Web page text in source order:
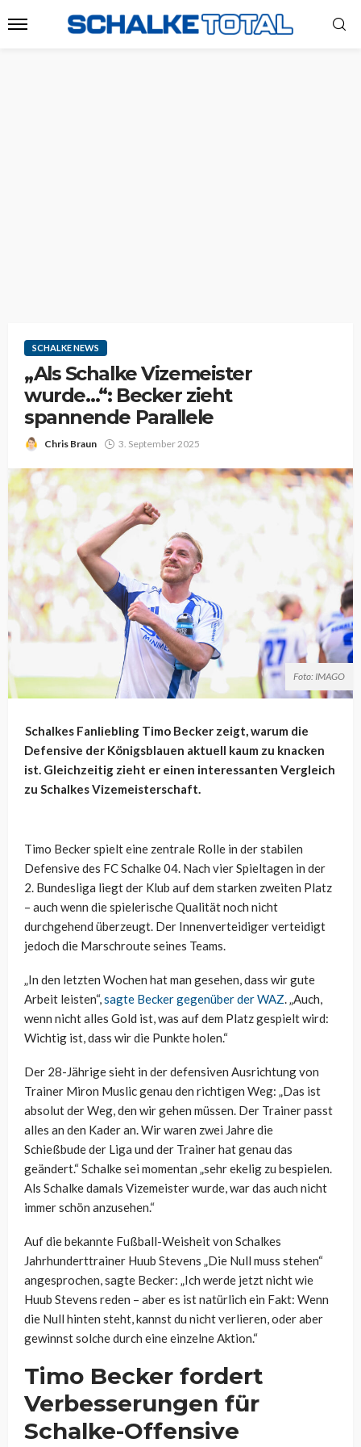
SCHALKE NEWS
„Als Schalke Vizemeister
wurde…“: Becker zieht
spannende Parallele
Chris Braun 3. September 2025
Foto: IMAGO
Schalkes Fanliebling Timo Becker zeigt, warum die
Defensive der Königsblauen aktuell kaum zu knacken
ist. Gleichzeitig zieht er einen interessanten Vergleich
zu Schalkes Vizemeisterschaft.
Timo Becker spielt eine zentrale Rolle in der stabilen
Defensive des FC Schalke 04. Nach vier Spieltagen in der
2. Bundesliga liegt der Klub auf dem starken zweiten Platz
– auch wenn die spielerische Qualität noch nicht
durchgehend überzeugt. Der Innenverteidiger verteidigt
jedoch die Marschroute seines Teams.
„In den letzten Wochen hat man gesehen, dass wir gute
Arbeit leisten“,sagte Becker gegenüber der WAZ. „Auch,
wenn nicht alles Gold ist, was auf dem Platz gespielt wird:
Wichtig ist, dass wir die Punkte holen.“
Der 28-Jährige sieht in der defensiven Ausrichtung von
Trainer Miron Muslic genau den richtigen Weg: „Das ist
absolut der Weg, den wir gehen müssen. Der Trainer passt
alles an den Kader an. Wir waren zwei Jahre die
Schießbude der Liga und der Trainer hat genau das
geändert.“ Schalke sei momentan „sehr ekelig zu bespielen.
Als Schalke damals Vizemeister wurde, war das auch nicht
immer schön anzusehen.“
Auf die bekannte Fußball-Weisheit von Schalkes
Jahrhunderttrainer Huub Stevens „Die Null muss stehen“
angesprochen, sagte Becker: „Ich werde jetzt nicht wie
Huub Stevens reden – aber es ist natürlich ein Fakt: Wenn
die Null hinten steht, kannst du nicht verlieren, oder aber
gewinnst solche durch eine einzelne Aktion.“
Timo Becker fordert
Verbesserungen für
Schalke-Offensive